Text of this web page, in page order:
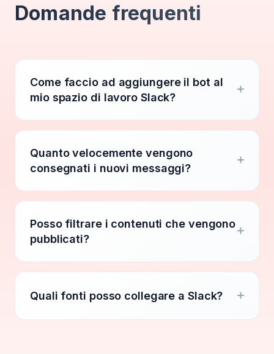
Domande frequenti
Come faccio ad aggiungere il bot al
mio spazio di lavoro Slack?
Quanto velocemente vengono
consegnati i nuovi messaggi?
Posso filtrare i contenuti che vengono
pubblicati?
Quali fonti posso collegare a Slack?